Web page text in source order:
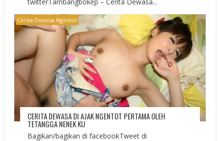
Cerita Dewasa Ngentot
CERITA DEWASA DI AJAK NGENTOT PERTAMA OLEH
TETANGGA NENEK KU
Bagikan/bagikan di facebookTweet di